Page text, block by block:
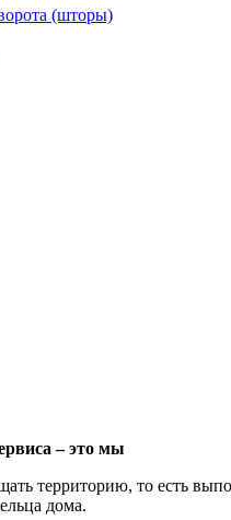
(шторы)
– это мы
территорию, то есть
дома.